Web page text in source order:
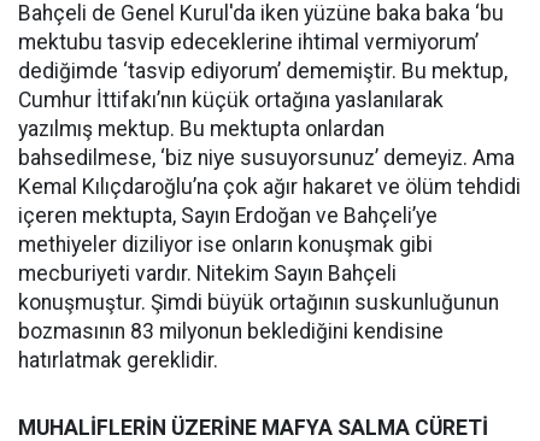
Bahçeli de Genel Kurul'da iken yüzüne baka baka ‘bu
mektubu tasvip edeceklerine ihtimal vermiyorum’
dediğimde ‘tasvip ediyorum’ dememiştir. Bu mektup,
Cumhur İttifakı’nın küçük ortağına yaslanılarak
yazılmış mektup. Bu mektupta onlardan
bahsedilmese, ‘biz niye susuyorsunuz’ demeyiz. Ama
Kemal Kılıçdaroğlu’na çok ağır hakaret ve ölüm tehdidi
içeren mektupta, Sayın Erdoğan ve Bahçeli’ye
methiyeler diziliyor ise onların konuşmak gibi
mecburiyeti vardır. Nitekim Sayın Bahçeli
konuşmuştur. Şimdi büyük ortağının suskunluğunun
bozmasının 83 milyonun beklediğini kendisine
hatırlatmak gereklidir.
MUHALİFLERİN ÜZERİNE MAFYA SALMA CÜRETİ